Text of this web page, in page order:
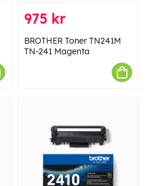
975 kr
BROTHER Toner TN241M
TN-241 Magenta